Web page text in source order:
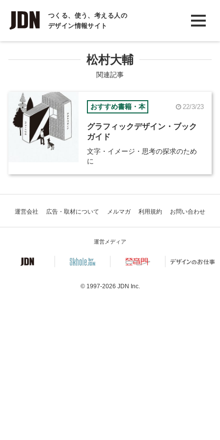
つくる、使う、考える人の
デザイン情報サイト
INTERVIEW
インタビュー
COLUMN
コラム
松村大輔
関連記事
おすすめ書籍・本 22/3/23
グラフィックデザイン・ブック
ガイド
文字・イメージ・思考の探求のため
に
運営会社 広告・取材について メルマガ 利用規約 お問い合わせ
運営メディア
© 1997-2026 JDN Inc.